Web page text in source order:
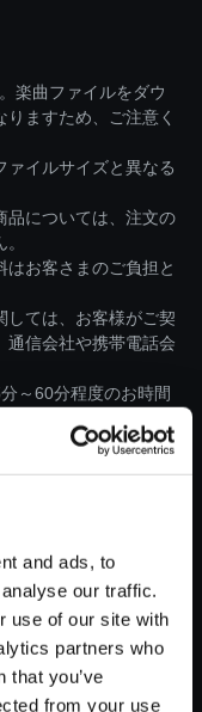
and ads, to
our traffic.
use of our site with
partners who
that you’ve
from your use
楽曲ファイルをダウ
ますため、ご注意く
ァイルサイズと異なる
品については、注文の
はお客さまのご負担と
しては、お客様がご契
通信会社や携帯電話会
～60分程度のお時間
の際には、通信環境
マンエグゼ サウ
Area